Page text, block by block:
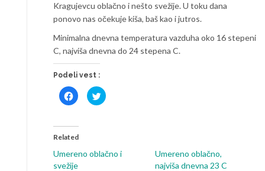
Kragujevcu oblačno i nešto svežije. U toku dana
ponovo nas očekuje kiša, baš kao i jutros.
Minimalna dnevna temperatura vazduha oko 16 stepeni
C, najviša dnevna do 24 stepena C.
Podeli vest :
Click
to
share
(Opens
in
window)
Click
to
window)
Related
Umereno oblačno i
svežije
Umereno oblačno,
najviša dnevna 23 C